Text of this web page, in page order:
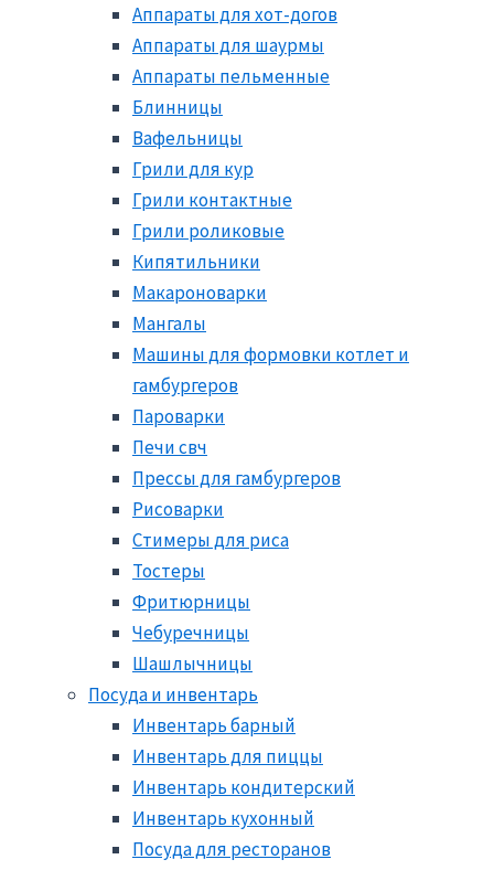
Аппараты для хот-догов
Аппараты для шаурмы
Аппараты пельменные
Блинницы
Вафельницы
Грили для кур
Грили контактные
Грили роликовые
Кипятильники
Макароноварки
Мангалы
Машины для формовки котлет и
гамбургеров
Пароварки
Печи свч
Прессы для гамбургеров
Рисоварки
Стимеры для риса
Тостеры
Фритюрницы
Чебуречницы
Шашлычницы
Посуда и инвентарь
Инвентарь барный
Инвентарь для пиццы
Инвентарь кондитерский
Инвентарь кухонный
Посуда для ресторанов